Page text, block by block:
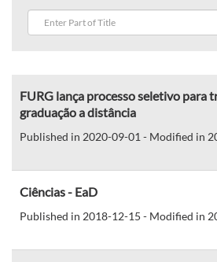
FURG lança processo seletivo para
graduação a distância
Published in 2020-09-01 - Modified in
Ciências - EaD
Published in 2018-12-15 - Modified in